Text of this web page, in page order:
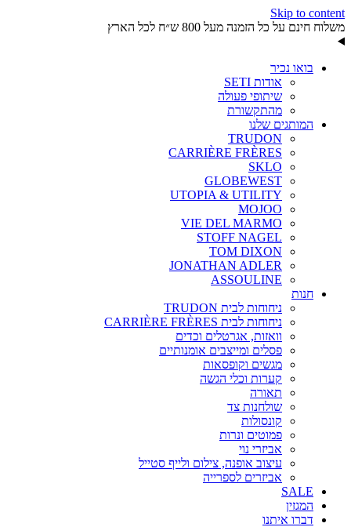
Skip to content
משלוח חינם על כל הזמנה מעל 800 ש״ח לכל הארץ
בואו נכיר
אודות SETI
שיתופי פעולה
מהתקשורת
המותגים שלנו
TRUDON
CARRIÈRE FRÈRES
SKLO
GLOBEWEST
UTOPIA & UTILITY
MOJOO
VIE DEL MARMO
STOFF NAGEL
TOM DIXON
JONATHAN ADLER
ASSOULINE
חנות
ניחוחות לבית TRUDON
ניחוחות לבית CARRIÈRE FRÈRES
וואזות, אגרטלים וכדים
פסלים ומייצבים אומנותיים
מגשים וקופסאות
קערות וכלי הגשה
תאורה
שולחנות צד
קונסולות
פמוטים ונרות
אביזרי נוי
עיצוב אופנה, צילום ולייף סטייל
אביזרים לספרייה
SALE
המגזין
דברו איתנו